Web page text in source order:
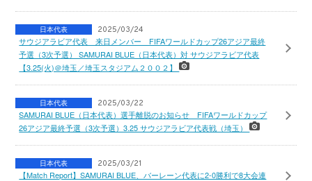
日本代表 2025/03/24
サウジアラビア代表 来日メンバー FIFAワールドカップ26アジア最終
予選（3次予選） SAMURAI BLUE（日本代表）対 サウジアラビア代表
【3.25(火)＠埼玉／埼玉スタジアム２００２】
日本代表 2025/03/22
SAMURAI BLUE（日本代表）選手離脱のお知らせ FIFAワールドカップ
26アジア最終予選（3次予選）3.25 サウジアラビア代表戦（埼玉）
日本代表 2025/03/21
【Match Report】SAMURAI BLUE、バーレーン代表に2-0勝利で8大会連